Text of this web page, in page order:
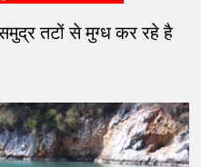
तटों से मुग्ध कर रहे है